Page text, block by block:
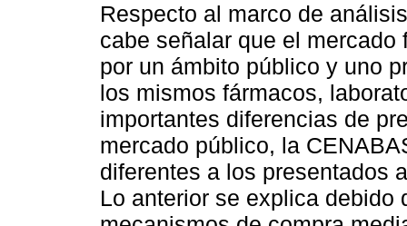
Respecto al marco de
cabe señalar que el
por un ámbito público y uno
los mismos fármacos,
importantes diferencias de
mercado público, la
diferentes a los presentados
Lo anterior se explica debido